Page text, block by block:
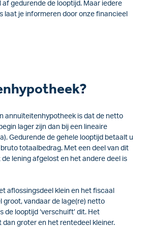
af gedurende de looptijd. Maar iedere
laat je informeren door onze financieel
annuïteitenhypotheek is dat de netto
lager zijn dan bij een lineaire
Gedurende de gehele looptijd betaalt u
totaalbedrag. Met een deel van dit
lening afgelost en het andere deel is
aflossingsdeel klein en het fiscaal
vandaar de lage(re) netto
de looptijd ‘verschuift’ dit. Het
dan groter en het rentedeel kleiner.